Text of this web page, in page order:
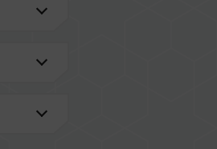
的記憶體皆通過相容性
皆可能會影響記憶體運